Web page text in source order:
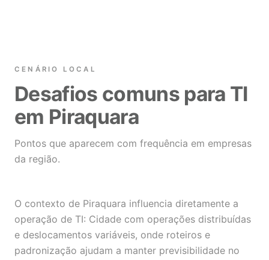
CENÁRIO LOCAL
Desafios comuns para TI
em Piraquara
Pontos que aparecem com frequência em empresas
da região.
O contexto de Piraquara influencia diretamente a
operação de TI: Cidade com operações distribuídas
e deslocamentos variáveis, onde roteiros e
padronização ajudam a manter previsibilidade no